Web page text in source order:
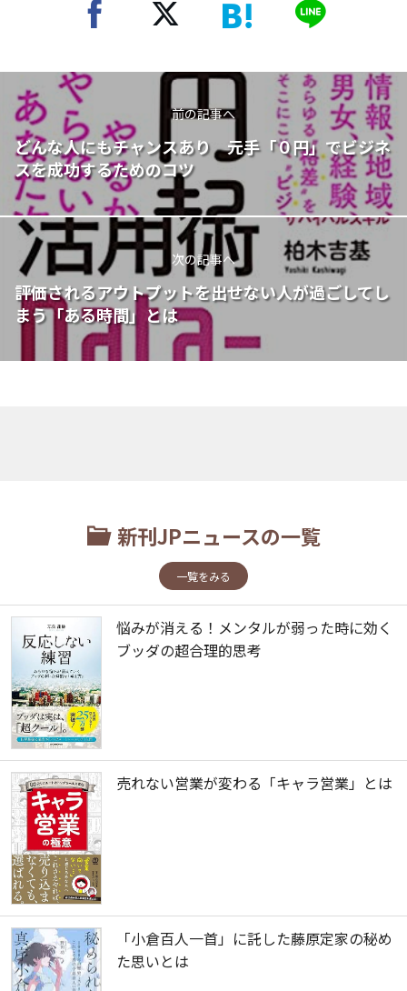
前の記事へ
どんな人にもチャンスあり 元手「０円」でビジネ
スを成功するためのコツ
次の記事へ
評価されるアウトプットを出せない人が過ごしてし
まう「ある時間」とは
新刊JPニュースの一覧
一覧をみる
悩みが消える！メンタルが弱った時に効く
ブッダの超合理的思考
売れない営業が変わる「キャラ営業」とは
「小倉百人一首」に託した藤原定家の秘め
た思いとは